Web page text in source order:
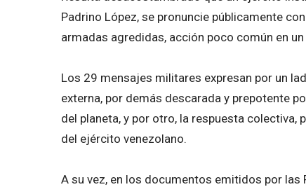
Padrino López, se pronuncie públicamente
armadas agredidas, acción poco común en
Los 29 mensajes militares expresan por un
externa, por demás descarada y prepotente
del planeta, y por otro, la respuesta
del ejército venezolano.
A su vez, en los documentos emitidos por